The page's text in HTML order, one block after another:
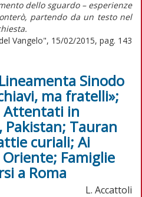
dello sguardo – esperienze
partendo da un testo nel
Vangelo", 15/02/2015, pag. 143
Sinodo
ma fratelli»;
Attentati in
Pakistan; Tauran
curiali; Ai
Famiglie
a Roma
L. Accattoli